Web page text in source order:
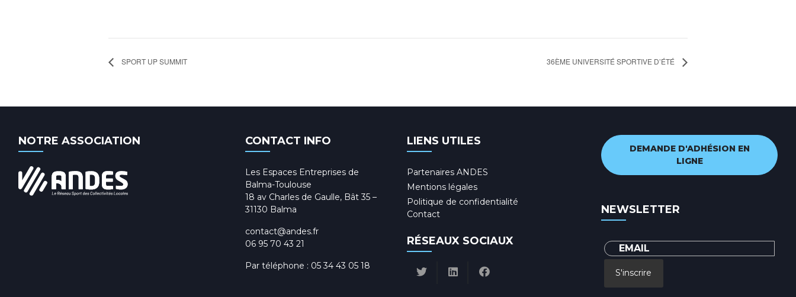
SPORT UP SUMMIT 36ÈME UNIVERSITÉ SPORTIVE D’ÉTÉ
NOTRE ASSOCIATION CONTACT INFO
Les Espaces Entreprises de
Balma-Toulouse
18 av Charles de Gaulle, Bât 35 –
31130 Balma
contact@andes.fr
06 95 70 43 21
Par téléphone : 05 34 43 05 18
LIENS UTILES
Partenaires ANDES
Mentions légales
Politique de confidentialité
Contact
RÉSEAUX SOCIAUX
DEMANDE D'ADHÉSION EN
LIGNE
NEWSLETTER
S'inscrire